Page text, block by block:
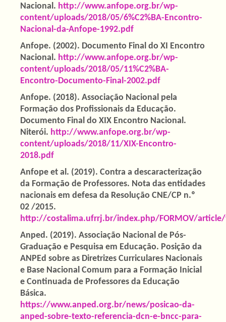
Nacional. http://www.anfope.org.br/wp-
content/uploads/2018/05/6%C2%BA-Encontro-
Nacional-da-Anfope-1992.pdf
Anfope. (2002). Documento Final do XI Encontro
Nacional. http://www.anfope.org.br/wp-
content/uploads/2018/05/11%C2%BA-
Encontro-Documento-Final-2002.pdf
Anfope. (2018). Associação Nacional pela
Formação dos Profissionais da Educação.
Documento Final do XIX Encontro Nacional.
Niterói. http://www.anfope.org.br/wp-
content/uploads/2018/11/XIX-Encontro-
2018.pdf
Anfope et al. (2019). Contra a descaracterização
da Formação de Professores. Nota das entidades
nacionais em defesa da Resolução CNE/CP n.º
02 /2015.
http://costalima.ufrrj.br/index.php/FORMOV/
Anped. (2019). Associação Nacional de Pós-
Graduação e Pesquisa em Educação. Posição da
ANPEd sobre as Diretrizes Curriculares Nacionais
e Base Nacional Comum para a Formação Inicial
e Continuada de Professores da Educação
Básica.
https://www.anped.org.br/news/posicao-da-
anped-sobre-texto-referencia-dcn-e-bncc-para-